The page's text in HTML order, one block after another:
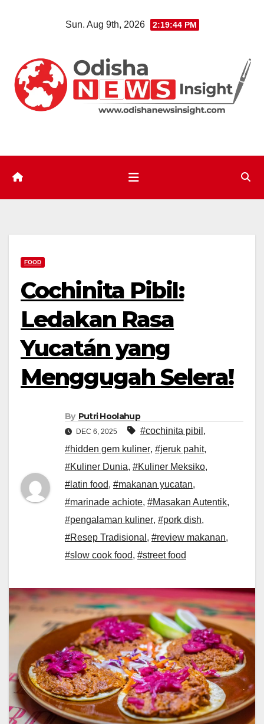
Sun. Aug 9th, 2026 2:19:45 PM
FOOD
Cochinita Pibil:
Ledakan Rasa
Yucatán yang
Menggugah Selera!
By Putri Hoolahup
DEC 6, 2025 #cochinita pibil ,
#hidden gem kuliner, #jeruk pahit,
#Kuliner Dunia, #Kuliner Meksiko,
#latin food, #makanan yucatan,
#marinade achiote, #Masakan Autentik,
#pengalaman kuliner, #pork dish,
#Resep Tradisional , #review makanan,
#slow cook food, #street food